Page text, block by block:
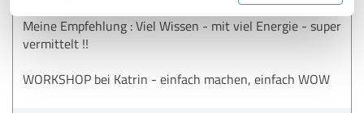
Meine Empfehlung : Viel Wissen - mit viel Energie - super
vermittelt !!
WORKSHOP bei Katrin - einfach machen, einfach WOW